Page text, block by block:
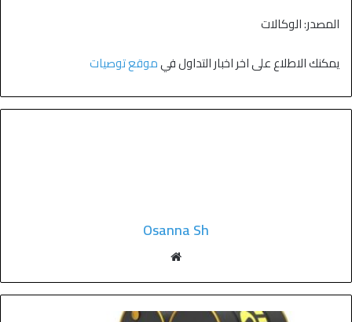
المصدر: الوكالات
يمكنك الاطلاع على اخر اخبار التداول فيموقع توصيات
Osanna Sh